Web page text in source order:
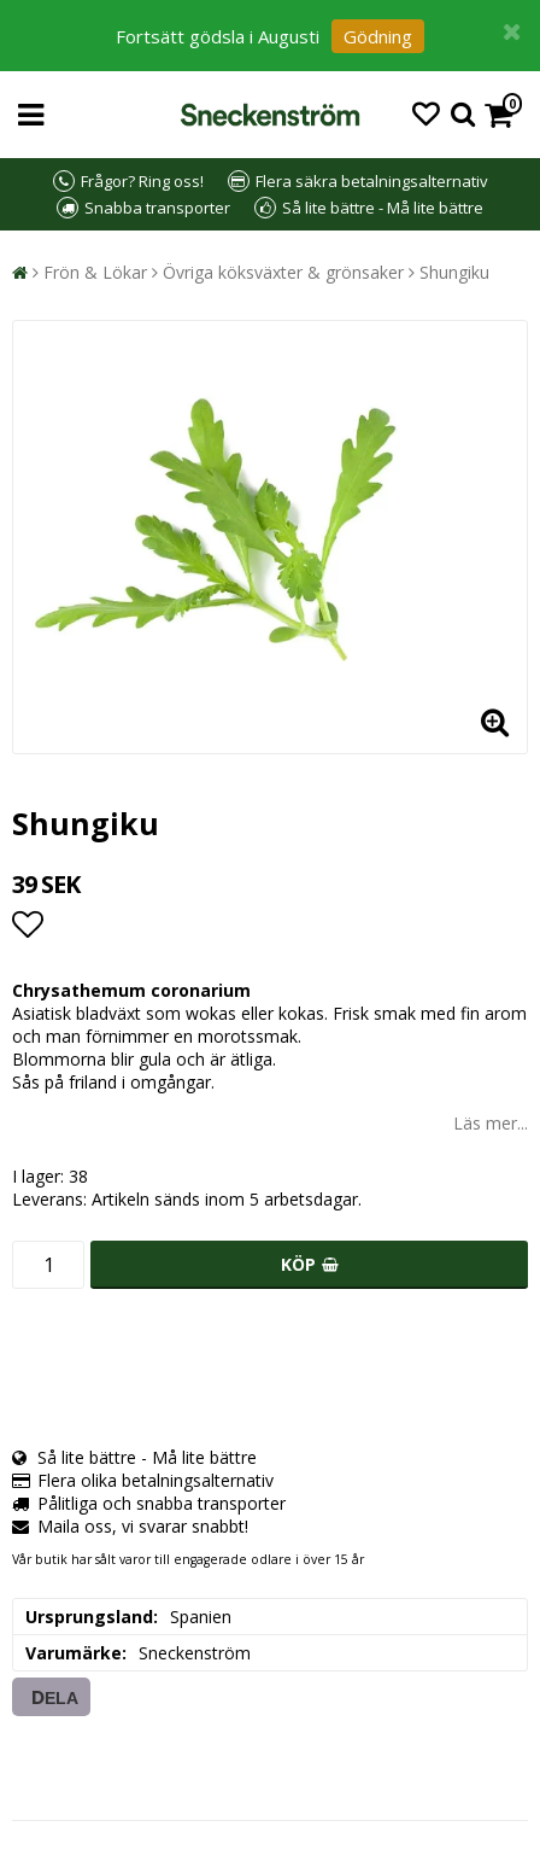
Fortsätt gödsla i Augusti Gödning
0
Frågor? Ring oss!
Flera säkra betalningsalternativ
Snabba transporter
Så lite bättre - Må lite bättre
Frön & Lökar Övriga köksväxter & grönsaker Shungiku
Shungiku
39 SEK
Chrysathemum coronarium
Asiatisk bladväxt som wokas eller kokas. Frisk smak med fin arom
och man förnimmer en morotssmak.
Blommorna blir gula och är ätliga.
Sås på friland i omgångar.
Läs mer...
I lager: 38
Leverans: Artikeln sänds inom 5 arbetsdagar.
KÖP
Så lite bättre - Må lite bättre
Flera olika betalningsalternativ
Pålitliga och snabba transporter
Maila oss, vi svarar snabbt!
Vår butik har sålt varor till engagerade odlare i över 15 år
Ursprungsland
Spanien
Varumärke
Sneckenström
DELA